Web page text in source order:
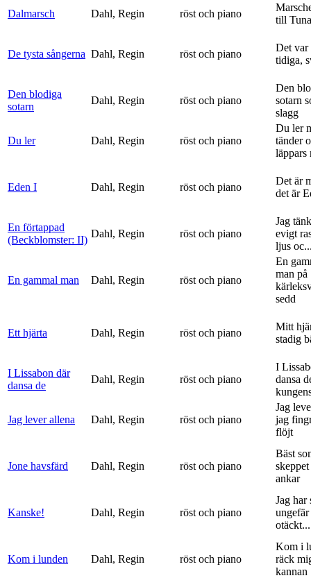
Dalmarsch Dahl, Regin röst och piano
till Tuna
De tysta sångerna Dahl, Regin röst och piano
Det var
tidiga,
Den blodiga
sotarn
Dahl, Regin röst och piano
Den
sotarn
slagg
Du ler Dahl, Regin röst och piano
Du ler
tänder
läppars
Eden I Dahl, Regin röst och piano
Det är
det är
En förtappad
(Beckblomster: II)
Dahl, Regin röst och piano
Jag
evigt
ljus
En gammal man Dahl, Regin röst och piano
En
man på
sedd
Ett hjärta Dahl, Regin röst och piano
Mitt
stadig
I Lissabon där
dansa de
Dahl, Regin röst och piano
I
dansa
Jag lever allena Dahl, Regin röst och piano
Jag
jag
flöjt
Jone havsfärd Dahl, Regin röst och piano
Bäst
ankar
Kanske! Dahl, Regin röst och piano
Jag har
otäckt...
Kom i lunden Dahl, Regin röst och piano
Kom i
räck
kannan